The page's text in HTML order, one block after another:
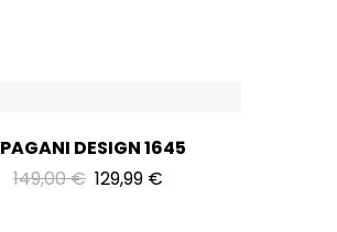
PAGANI DESIGN 1645
149,00€ 129,99 €